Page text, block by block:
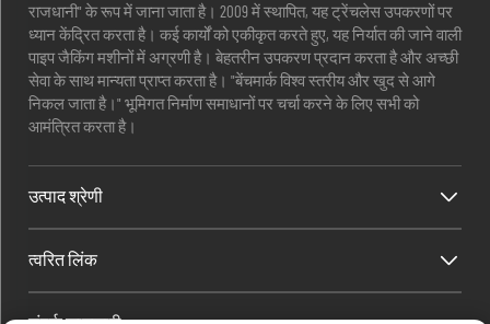
राजधानी" के रूप में जाना जाता है। 2009 में स्थापित, यह ट्रेंचलेस उपकरणों पर
ध्यान केंद्रित करता है। कई कार्यों को एकीकृत करते हुए, यह निर्यात की जाने वाली
पाइप जैकिंग मशीनों में अग्रणी है। बेहतरीन उपकरण प्रदान करता है और अच्छी
सेवा के साथ मान्यता प्राप्त करता है। "बेंचमार्क विश्व स्तरीय और खुद से आगे
निकल जाता है।" भूमिगत निर्माण समाधानों पर चर्चा करने के लिए सभी को
आमंत्रित करता है।
उत्पाद श्रेणी
त्वरित लिंक